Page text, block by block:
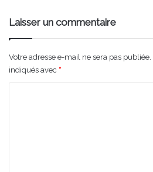
Laisser un commentaire
Votre adresse e-mail ne sera pas publiée.
indiqués avec *